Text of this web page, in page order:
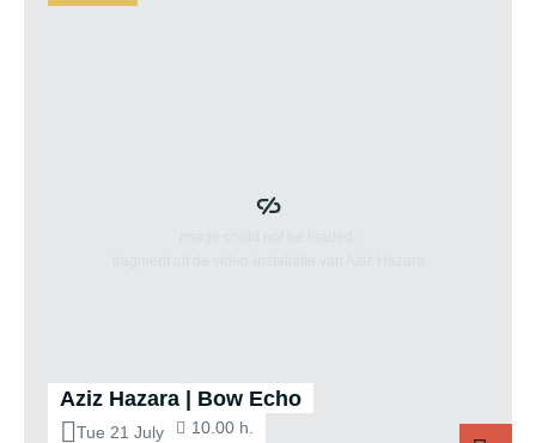
Aziz Hazara | Bow Echo
Tue 21 July 10.00 h.